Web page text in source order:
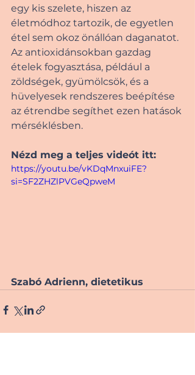
egy kis szelete, hiszen az
életmódhoz tartozik, de egyetlen
étel sem okoz önállóan daganatot.
Az antioxidánsokban gazdag
ételek fogyasztása, például a
zöldségek, gyümölcsök, és a
hüvelyesek rendszeres beépítése
az étrendbe segíthet ezen hatások
mérséklésben.
Nézd meg a teljes videót itt:
https://youtu.be/vKDqMnxuiFE?
si=SF2ZHZlPVGeQpweM
Szabó Adrienn, dietetikus